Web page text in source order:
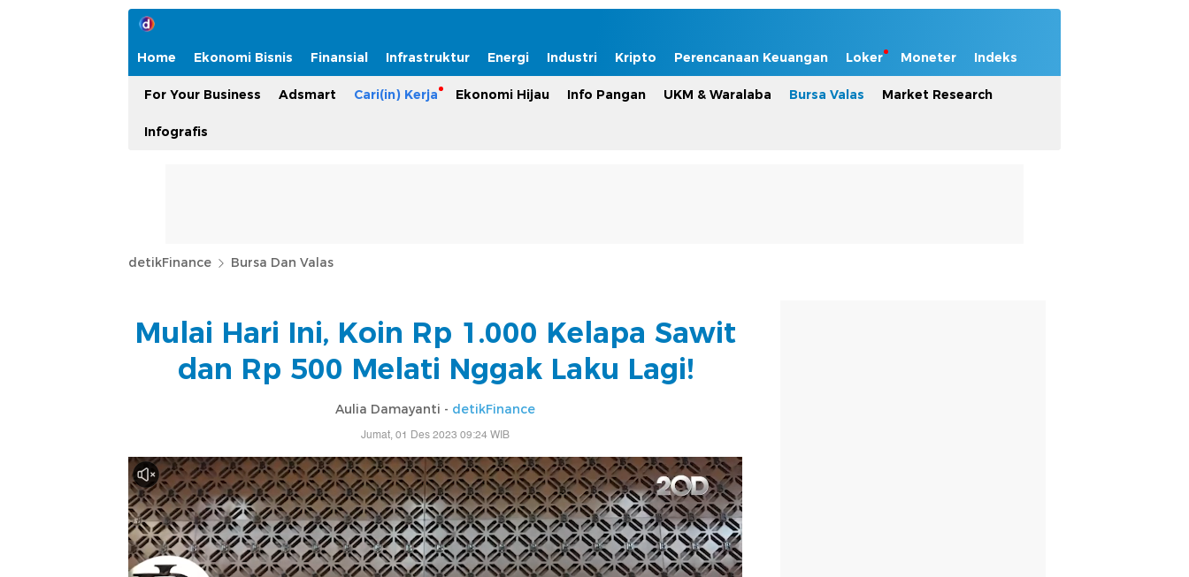
Home Ekonomi Bisnis Finansial Infrastruktur Energi Industri Kripto Perencanaan Keuangan Loker Moneter Indeks
For Your Business Adsmart Cari(in) Kerja Ekonomi Hijau Info Pangan UKM & Waralaba Bursa Valas Market Research
Infografis
detikFinance Bursa Dan Valas
Mulai Hari Ini, Koin Rp 1.000 Kelapa Sawit
dan Rp 500 Melati Nggak Laku Lagi!
Aulia Damayanti - detikFinance
Jumat, 01 Des 2023 09:24 WIB